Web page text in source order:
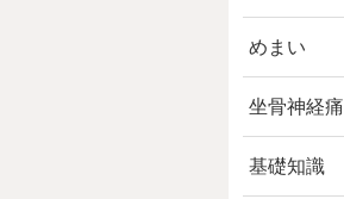
めまい
坐骨神経痛
基礎知識